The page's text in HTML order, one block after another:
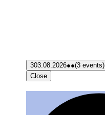
303.08.2026●●(3 events)
Close